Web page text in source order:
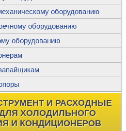
оборудованию
оборудованию
оборудованию
И РАСХОДНЫЕ
ХОЛОДИЛЬНОГО
И КОНДИЦИОНЕРОВ